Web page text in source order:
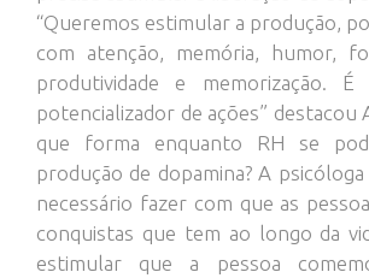
“Queremos estimular a produção,
com atenção, memória, humor,
produtividade e memorização.
potencializador de ações” destacou
que forma enquanto RH se
produção de dopamina? A
necessário fazer com que as
conquistas que tem ao longo da
estimular que a pessoa